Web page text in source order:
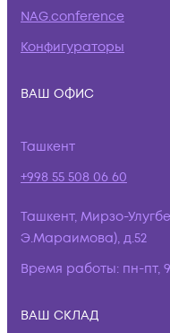
NAG.conference
Конфигураторы
ВАШ ОФИС
Ташкент
+998 55 508 06 60
Ташкент, Мирзо-
Э.Мараимова), д.52
Время работы: пн-пт,
ВАШ СКЛАД